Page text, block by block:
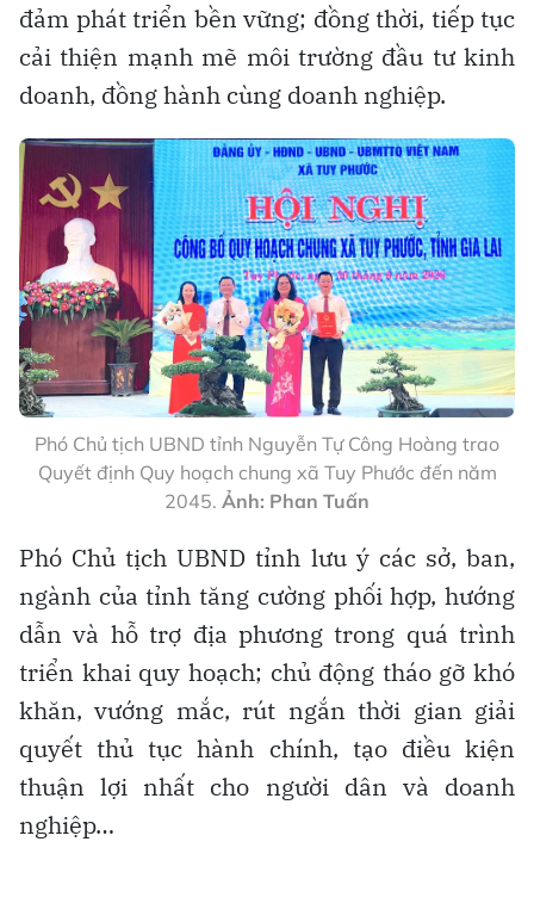
đảm phát triển bền vững; đồng thời, tiếp tục
cải thiện mạnh mẽ môi trường đầu tư kinh
doanh, đồng hành cùng doanh nghiệp.
Phó Chủ tịch UBND tỉnh Nguyễn Tự Công Hoàng trao
Quyết định Quy hoạch chung xã Tuy Phước đến năm
2045. Ảnh: Phan Tuấn
Phó Chủ tịch UBND tỉnh lưu ý các sở, ban,
ngành của tỉnh tăng cường phối hợp, hướng
dẫn và hỗ trợ địa phương trong quá trình
triển khai quy hoạch; chủ động tháo gỡ khó
khăn, vướng mắc, rút ngắn thời gian giải
quyết thủ tục hành chính, tạo điều kiện
thuận lợi nhất cho người dân và doanh
nghiệp…